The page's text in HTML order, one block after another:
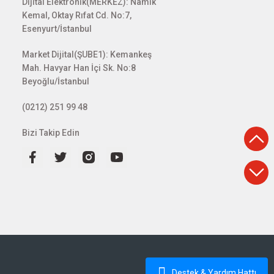
Kemal, Oktay Rıfat Cd. No:7,
Esenyurt/İstanbul
Market Dijital(ŞUBE1): Kemankeş
Mah. Havyar Han İçi Sk. No:8
Beyoğlu/İstanbul
(0212) 251 99 48
Bizi Takip Edin